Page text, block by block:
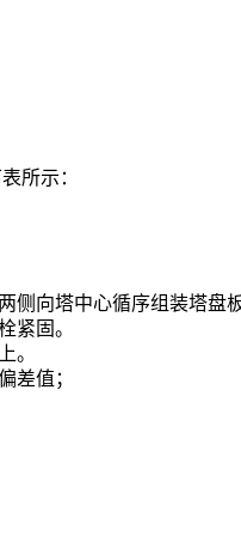
所示：
侧向塔中心循序组装塔盘
紧固。
。
差值；